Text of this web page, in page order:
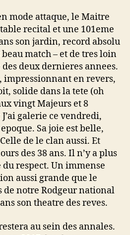
et,
plus
pres
de
nous,
ce
Roland
Garros
grotesque.
mode attaque, le Maitre
recital et une 101eme
son jardin, record absolu
match – et de tres loin
des deux dernieres annees.
impressionnant en revers,
solide dans la tete (oh
vingt Majeurs et 8
galerie ce vendredi,
Sa joie est belle,
de le clan aussi. Et
des 38 ans. Il n’y a plus
du respect. Un immense
aussi grande que le
notre Rodgeur national
son theatre des reves.
au sein des annales.